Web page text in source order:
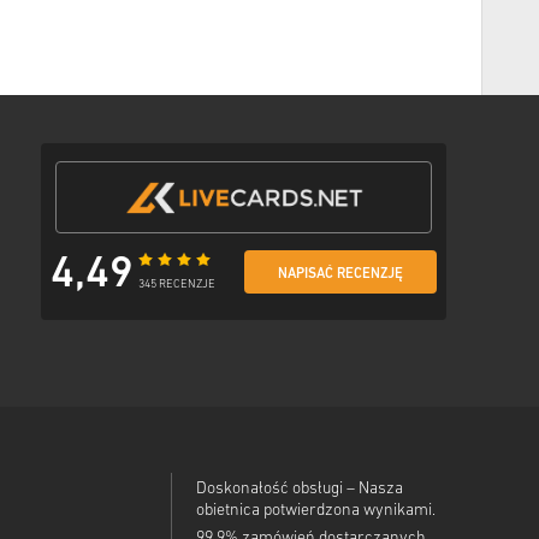
4,49 345 RECENZJE
NAPISAĆ RECENZJĘ
Doskonałość obsługi – Nasza
obietnica potwierdzona wynikami.